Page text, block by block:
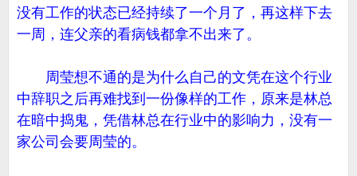
没有工作的状态已经持续了一个月了，再这样下去
一周，连父亲的看病钱都拿不出来了。
周莹想不通的是为什么自己的文凭在这个行业
中辞职之后再难找到一份像样的工作，原来是林总
在暗中捣鬼，凭借林总在行业中的影响力，没有一
家公司会要周莹的。